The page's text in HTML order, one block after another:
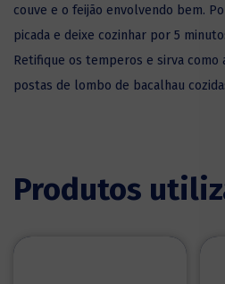
couve e o feijão envolvendo bem.
picada e deixe cozinhar por 5
Retifique os temperos e sirva como
postas de lombo de bacalhau
Produtos